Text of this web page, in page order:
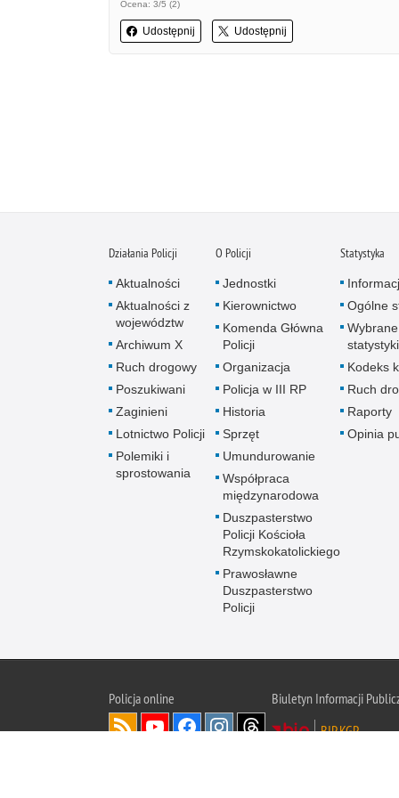
Ocena: 3/5 (2)
Udostępnij Udostępnij
Działania Policji
Aktualności
Aktualności z
województw
Archiwum X
Ruch drogowy
Poszukiwani
Zaginieni
Lotnictwo Policji
Polemiki i
sprostowania
O Policji
Jednostki
Kierownictwo
Komenda Główna
Policji
Organizacja
Policja w III RP
Historia
Sprzęt
Umundurowanie
Współpraca
międzynarodowa
Duszpasterstwo
Policji Kościoła
Rzymskokatolickiego
Prawosławne
Duszpasterstwo
Policji
Statystyka
Ogólne
Wybrane
statystyki
Kodeks
Ruch
Raporty
Opinia
Policjaonline
Biuletyn Informacji
BIP KGP